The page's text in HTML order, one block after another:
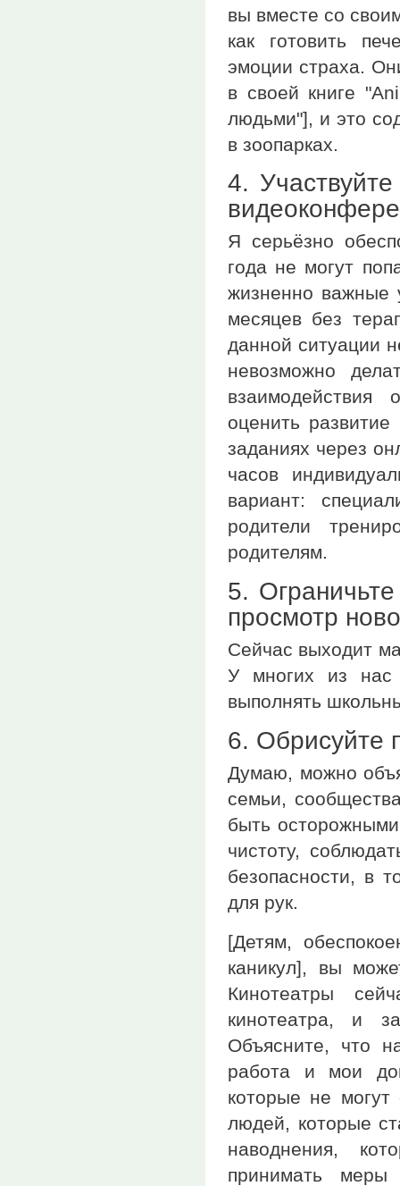
вы вместе со
как готовить
эмоции страха.
в своей книге
людьми"], и это
в зоопарках.
4.
Я серьёзно
года не могут
жизненно важные
месяцев без
данной ситуации
невозможно
взаимодействия
оценить
заданиях через
часов
вариант:
родители
родителям.
5.
просмотр
Сейчас выходит
У многих из нас
выполнять
6. Обрисуйте
Думаю, можно
семьи,
быть
чистоту,
безопасности, в
для рук.
[Детям,
каникул], вы
Кинотеатры
кинотеатра, и
Объясните, что
работа и мои
которые не
людей, которые
наводнения,
принимать меры